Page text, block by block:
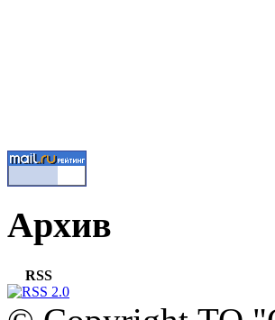
Архив
RSS